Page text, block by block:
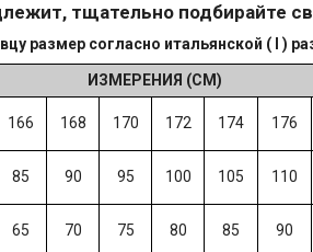
тщательно подбирайте
размер согласно итальянской ( I )
ИЗМЕРЕНИЯ (СМ)
166 168 170 172 174 176
85 90 95 100 105 110
65 70 75 80 85 90